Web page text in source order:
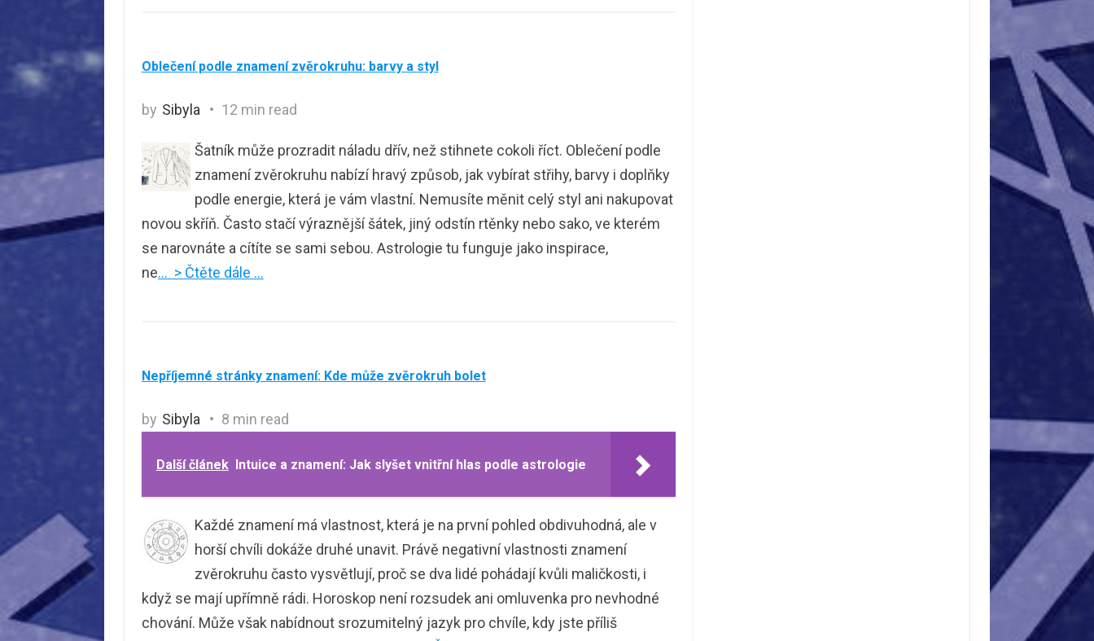
Oblečení podle znamení zvěrokruhu: barvy a styl
by Sibyla 12 min read
Šatník může prozradit náladu dřív, než stihnete cokoli říct. Oblečení podle
znamení zvěrokruhu nabízí hravý způsob, jak vybírat střihy, barvy i doplňky
podle energie, která je vám vlastní. Nemusíte měnit celý styl ani nakupovat
novou skříň. Často stačí výraznější šátek, jiný odstín rtěnky nebo sako, ve kterém
se narovnáte a cítíte se sami sebou. Astrologie tu funguje jako inspirace,
ne… > Čtěte dále …
Nepříjemné stránky znamení: Kde může zvěrokruh bolet
by Sibyla 8 min read
Další článek Intuice a znamení: Jak slyšet vnitřní hlas podle astrologie
Každé znamení má vlastnost, která je na první pohled obdivuhodná, ale v
horší chvíli dokáže druhé unavit. Právě negativní vlastnosti znamení
zvěrokruhu často vysvětlují, proč se dva lidé pohádají kvůli maličkosti, i
když se mají upřímně rádi. Horoskop není rozsudek ani omluvenka pro nevhodné
chování. Může však nabídnout srozumitelný jazyk pro chvíle, kdy jste příliš